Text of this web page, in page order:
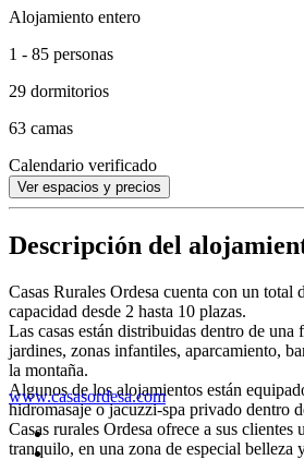
Alojamiento entero
1 - 85 personas
29 dormitorios
63 camas
Calendario verificado
Ver espacios y precios
Descripción del
Casas Rurales Ordesa cuenta con un total
capacidad desde 2 hasta 10 plazas.
Las casas están distribuidas dentro de
jardines, zonas infantiles, aparcamiento,
la montaña.
Algunos de los alojamientos están
hidromasaje o jacuzzi-spa privado dentro
Casas rurales Ordesa ofrece a sus
tranquilo, en una zona de especial belleza
www.casasordesa.com